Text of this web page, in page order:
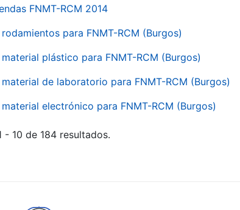
FNMT-RCM 2014
para FNMT-RCM (Burgos)
plástico para FNMT-RCM (Burgos)
de laboratorio para FNMT-RCM (Burgos)
electrónico para FNMT-RCM (Burgos)
10 de 184 resultados.